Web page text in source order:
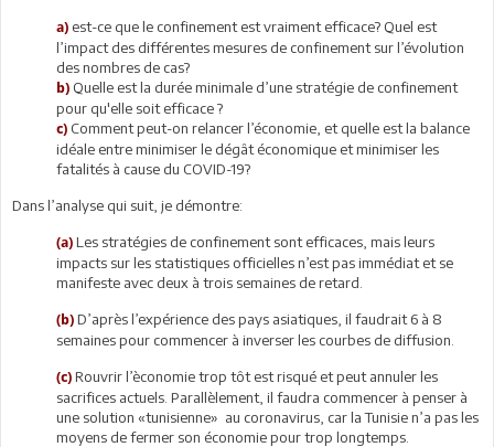
a) est-ce que le confinement est vraiment efficace? Quel est
l’impact des différentes mesures de confinement sur l’évolution
des nombres de cas?
b) Quelle est la durée minimale d’une stratégie de confinement
pour qu'elle soit efficace ?
c) Comment peut-on relancer l’économie, et quelle est la balance
idéale entre minimiser le dégât économique et minimiser les
fatalités à cause du COVID-19?
Dans l’analyse qui suit, je démontre:
(a) Les stratégies de confinement sont efficaces, mais leurs
impacts sur les statistiques officielles n’est pas immédiat et se
manifeste avec deux à trois semaines de retard.
(b) D’après l’expérience des pays asiatiques, il faudrait 6 à 8
semaines pour commencer à inverser les courbes de diffusion.
(c) Rouvrir l’èconomie trop tôt est risqué et peut annuler les
sacrifices actuels. Parallèlement, il faudra commencer à penser à
une solution «tunisienne» au coronavirus, car la Tunisie n’a pas les
moyens de fermer son économie pour trop longtemps.